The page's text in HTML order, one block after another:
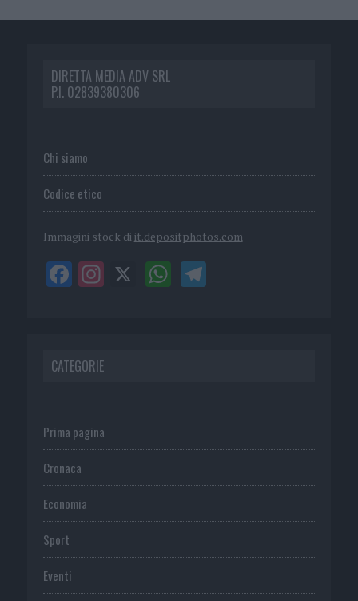
DIRETTA MEDIA ADV SRL
P.I. 02839380306
Chi siamo
Codice etico
Immagini stock di it.depositphotos.com
CATEGORIE
Prima pagina
Cronaca
Economia
Sport
Eventi